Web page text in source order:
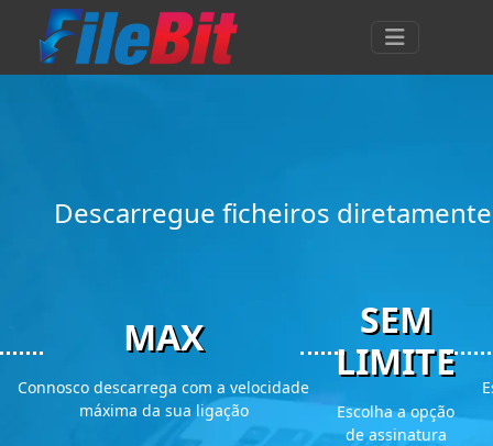
Descarregue ficheiros
MAX
Connosco descarrega com a velocidade
máxima da sua ligação
SEM
LIMITE
Escolha a opção
de assinatura